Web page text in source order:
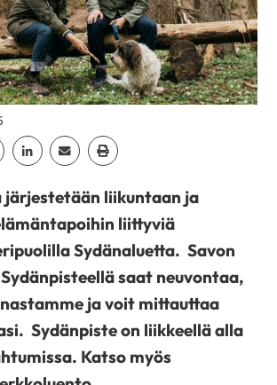
Jaa Linkedin
Jaa EmailJaa Print
järjestetään liikuntaan ja
liittyviä
Sydänaluetta. Savon
Sydänpisteellä saat neuvontaa,
ja voit mittauttaa
. Sydänpiste on liikkeellä alla
Katso myös